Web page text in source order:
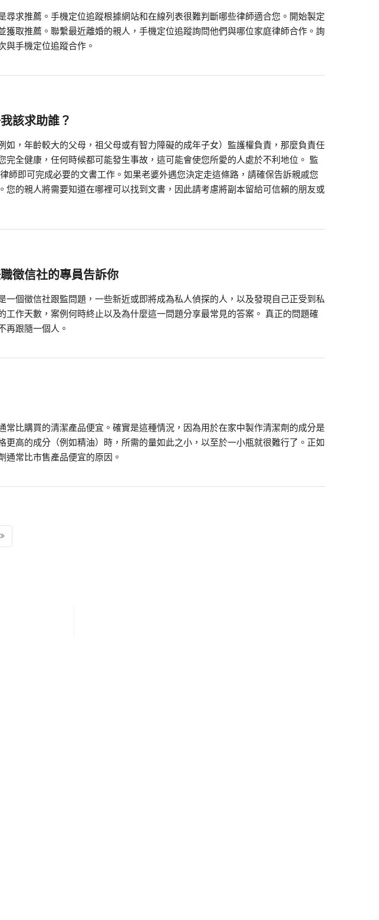
尋求推薦。手機定位追蹤根據網站和在線列表很難判斷哪些律師適合您。開始製定
獲取推薦。聯繫最近離婚的親人，手機定位追蹤詢問他們與哪位家庭律師合作。詢
與手機定位追蹤合作。
該求助誰？
如，年齡較大的父母，祖父母或有智力障礙的成年子女）監護權負責，那麼負責任
完全健康，任何時候都可能發生事故，這可能會使您所愛的人處於不利地位。 監
師即可完成必要的文書工作。如果老婆外遇您決定走這條路，請確保告訴親戚您
您的親人將需要知道在哪裡可以找到文書，因此請考慮將副本留給可信賴的朋友或
徵信社的專員告訴你
個徵信社跟監問題，一些新近或即將成為私人偵探的人，以及發現自己正受到私
工作天數，案例何時終止以及為什麼這一問題分享最常見的答案。 真正的問題確
再跟隨一個人。
常比購買的清潔產品便宜。確實是這種情況，因為用於在家中製作清潔劑的成分是
高的成分（例如精油）時，所需的量如此之小，以至於一小瓶就很難行了。正如
通常比市售產品便宜的原因。